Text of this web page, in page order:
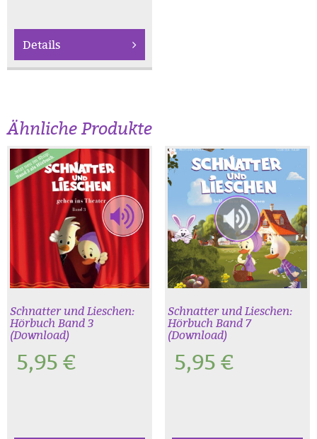
Details
Ähnliche Produkte
Schnatter und Lieschen:
Hörbuch Band 3
(Download)
5,95€
Schnatter und Lieschen:
Hörbuch Band 7
(Download)
5,95€